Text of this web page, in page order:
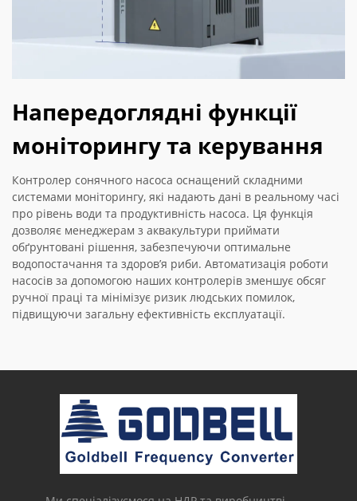
Напередоглядні функції
моніторингу та керування
Контролер сонячного насоса оснащений складними
системами моніторингу, які надають дані в реальному часі
про рівень води та продуктивність насоса. Ця функція
дозволяє менеджерам з аквакультури приймати
обґрунтовані рішення, забезпечуючи оптимальне
водопостачання та здоров’я риби. Автоматизація роботи
насосів за допомогою наших контролерів зменшує обсяг
ручної праці та мінімізує ризик людських помилок,
підвищуючи загальну ефективність експлуатації.